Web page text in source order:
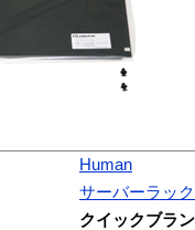
Human
サーバーラック
クイックブラ